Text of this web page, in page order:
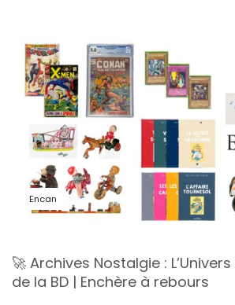
Encan
🚀 Archives Nostalgie :
de la BD | Enchère à rebours